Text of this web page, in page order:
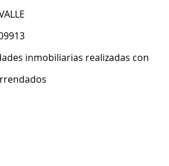
inmobiliarias realizadas con